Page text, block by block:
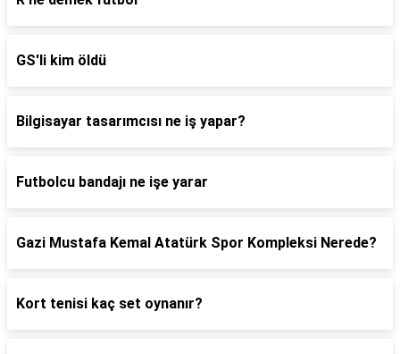
GS'li kim öldü
Bilgisayar tasarımcısı ne iş yapar?
Futbolcu bandajı ne işe yarar
Gazi Mustafa Kemal Atatürk Spor Kompleksi Nerede?
Kort tenisi kaç set oynanır?